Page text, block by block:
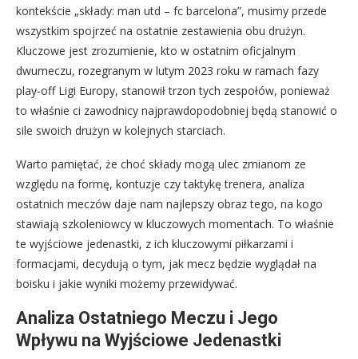
kontekście „składy: man utd – fc barcelona”, musimy przede
wszystkim spojrzeć na ostatnie zestawienia obu drużyn.
Kluczowe jest zrozumienie, kto w ostatnim oficjalnym
dwumeczu, rozegranym w lutym 2023 roku w ramach fazy
play-off Ligi Europy, stanowił trzon tych zespołów, ponieważ
to właśnie ci zawodnicy najprawdopodobniej będą stanowić o
sile swoich drużyn w kolejnych starciach.
Warto pamiętać, że choć składy mogą ulec zmianom ze
względu na formę, kontuzje czy taktykę trenera, analiza
ostatnich meczów daje nam najlepszy obraz tego, na kogo
stawiają szkoleniowcy w kluczowych momentach. To właśnie
te wyjściowe jedenastki, z ich kluczowymi piłkarzami i
formacjami, decydują o tym, jak mecz będzie wyglądał na
boisku i jakie wyniki możemy przewidywać.
Analiza Ostatniego Meczu i Jego
Wpływu na Wyjściowe Jedenastki